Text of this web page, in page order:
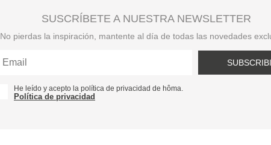
SUSCRÍBETE A NUESTRA NEWSLETTER
No pierdas la inspiración, mantente al día de todas las novedades
He leído y acepto la política de privacidad de hôma.
Política de privacidad